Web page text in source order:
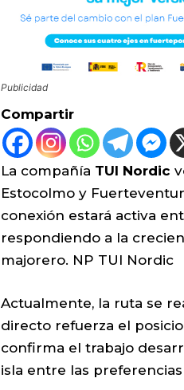
Publicidad
Compartir
La compañía TUI Nordic
Estocolmo y
conexión estará activa
respondiendo a la
majorero. NP TUI Nordic
Actualmente, la ruta se
directo refuerza el
confirma el trabajo
isla entre las